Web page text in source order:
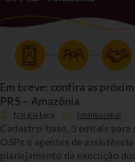
Em breve: confira as
PRS – Amazônia
Natália Lyra Institucional
Cadastro-base, 3 editais para
OSPs e agentes de
planejamento da execução